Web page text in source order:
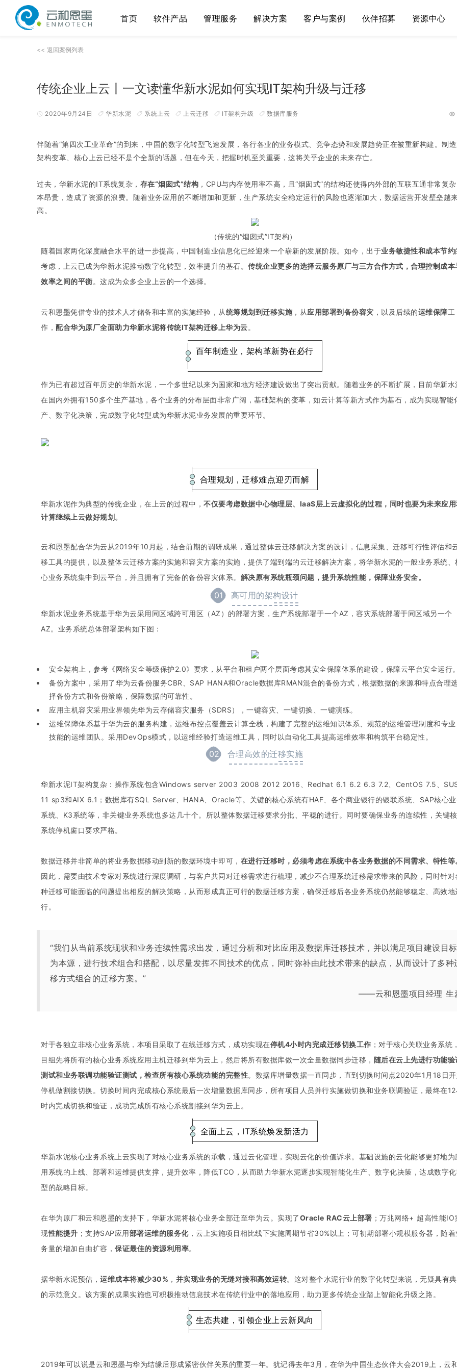
首页 软件产品 管理服务 解决方案 客户与案例 伙伴招募 资源中心
<< 返回案例列表
传统企业上云丨一文读懂华新水泥如何实现IT架构升级与迁移
2020年9月24日 华新水泥 系统上云 上云迁移 IT架构升级 数据库服务
伴随着“第四次工业革命”的到来，中国的数字化转型飞速发展，各行各业的业务模式、竞争态势和发展趋势正在被重新构建。 制造
架构变革、核心上云已经不是个全新的话题，但在今天，把握时机至关重要，这将关乎企业的未来存亡。
过去，华新水泥的IT系统复杂， 存在“烟囱式”结构 ，CPU与内存使用率不高，且“烟囱式”的结构还使得内外部的互联互通非常复
本昂贵，造成了资源的浪费。随着业务应用的不断增加和更新，生产系统安全稳定运行的风险也逐渐加大，数据运营开发壁垒越
高。
（传统的“烟囱式”IT架构）
随着国家两化深度融合水平的进一步提高，中国制造业信息化已经迎来一个崭新的发展阶段。如今，出于业务敏捷性和成本节约
考虑，上云已成为华新水泥推动数字化转型，效率提升的基石。 传统企业更多的选择云服务原厂与三方合作方式，合理控制成本
效率之间的平衡。这成为众多企业上云的一个选择。
云和恩墨凭借专业的技术人才储备和丰富的实施经验，从统筹规划到迁移实施，从应用部署到备份容灾 ，以及后续的运维保障工
作， 配合华为原厂全面助力华新水泥将传统IT架构迁移上华为云。
百年制造业，架构革新势在必行
作为已有超过百年历史的华新水泥，一个多世纪以来为国家和地方经济建设做出了突出贡献。随着业务的不断扩展，目前华新水
在国内外拥有150多个生产基地，各个业务的分布层面非常广阔，基础架构的变革，如云计算等新方式作为基石，成为实现智能
产、数字化决策，完成数字化转型成为华新水泥业务发展的重要环节。
合理规划，迁移难点迎刃而解
华新水泥作为典型的传统企业 ，在上云的过程中 ， 不仅要考虑数据中心物理层、IaaS层上云虚拟化的过程，同时也要为未来应
计算继续上云做好规划。
云和恩墨配合华为云从2019年10月起，结合前期的调研成果，通过整体云迁移解决方案的设计，信息采集、迁移可行性评估和
移工具的提供，以及整体云迁移方案的实施和容灾方案的实施，提供了端到端的云迁移解决方案，将华新水泥的一般业务系统、
心业务系统集中到云平台，并且拥有了完备的备份容灾体系。 解决原有系统瓶颈问题，提升系统性能，保障业务安全。
01 高可用的架构设计
华新水泥业务系统基于华为云采用同区域跨可用区（AZ）的部署方案，生产系统部署于一个AZ，容灾系统部署于同区域另一个
AZ。业务系统总体部署架构如下图：
安全架构上，参考《网络安全等级保护2.0》要求，从平台和租户两个层面考虑其安全保障体系的建设，保障云平台安全运行。
备份方案中，采用了华为云备份服务CBR、SAP HANA和Oracle数据库RMAN混合的备份方式，根据数据的来源和特点合理
择备份方式和备份策略，保障数据的可靠性。
应用主机容灾采用业界领先华为云存储容灾服务（SDRS），一键容灾、一键切换、一键演练。
运维保障体系基于华为云的服务构建，运维布控点覆盖云计算全栈，构建了完整的运维知识体系、规范的运维管理制度和专业
技能的运维团队。采用DevOps模式，以运维经验打造运维工具，同时以自动化工具提高运维效率和构筑平台稳定性。
02 合理高效的迁移实施
华新水泥IT架构复杂：操作系统包含Windows server 2003 2008 2012 2016、Redhat 6.1 6.2 6.3 7.2、CentOS 7.5、
11 sp3和AIX 6.1；数据库有SQL Server、HANA、Oracle等。关键的核心系统有HAF、各个商业银行的银联系统、SAP核心
系统、K3系统等，非关键业务系统也多达几十个。所以整体数据迁移要求分批、平稳的进行。同时要确保业务的连续性，关键
系统停机窗口要求严格。
数据迁移并非简单的将业务数据移动到新的数据环境中即可， 在进行迁移时，必须考虑在系统中各业务数据的不同需求、特性等
因此，需要由技术专家对系统进行深度调研，与客户共同对迁移需求进行梳理，减少不合理系统迁移需求带来的风险，同时针对
种迁移可能面临的问题提出相应的解决策略，从而形成真正可行的数据迁移方案，确保迁移后各业务系统仍然能够稳定、高效地
行。
“我们从当前系统现状和业务连续性需求出发，通过分析和对比应用及数据库迁移技术，并以满足项目建设目标
为本源，进行技术组合和搭配，以尽量发挥不同技术的优点，同时弥补由此技术带来的缺点，从而设计了多种
移方式组合的迁移方案。”
——云和恩墨项目经理 生
对于各独立非核心业务系统，本项目采取了在线迁移方式，成功实现在停机4小时内完成迁移切换工作 ； 对于核心关联业务系统
目组先将所有的核心业务系统应用主机迁移到华为云上，然后将所有数据库做一次全量数据同步迁移， 随后在云上先进行功能验
测试和业务联调功能验证测试，检查所有核心系统功能的完整性。 数据库增量数据一直同步，直到切换时间点2020年1月18日
停机做割接切换。 切换时间内完成核心系统最后一次增量数据库同步，所有项目人员并行实施做切换和业务联调验证， 最终在
时内完成切换和验证，成功完成所有核心系统割接到华为云上。
全面上云，IT系统焕发新活力
华新水泥核心业务系统上云实现了对核心业务系统的承载，通过云化管理，实现云化的价值诉求。基础设施的云化能够更好地为
用系统的上线、部署和运维提供支撑，提升效率，降低TCO，从而助力华新水泥逐步实现智能化生产、数字化决策，达成数字
型的战略目标。
在华为原厂和云和恩墨的支持下，华新水泥将核心业务全部迁至华为云。实现了Oracle RAC云上部署 ；万兆网络+ 超高性能IO
现性能提升 ；支持SAP应用部署运维的服务化，云上实施项目相比线下实施周期节省30%以上；可初期部署小规模服务器，随着
务量的增加自由扩容， 保证最佳的资源利用率。
据华新水泥预估， 运维成本将减少30% ， 并实现业务的无缝对接和高效运转。这对整个水泥行业的数字化转型来说，无疑具有
的示范意义。该方案的成果实施也可积极推动信息技术在传统行业中的落地应用，助力更多传统企业踏上智能化升级之路。
生态共建，引领企业上云新风向
2019年可以说是云和恩墨与华为结缘后形成紧密伙伴关系的重要一年。犹记得去年3月，在华为中国生态伙伴大会2019上，云